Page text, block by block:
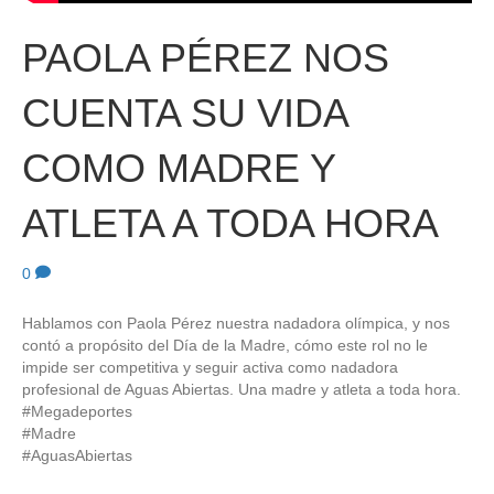
PAOLA PÉREZ NOS
CUENTA SU VIDA
COMO MADRE Y
ATLETA A TODA HORA
0
Hablamos con Paola Pérez nuestra nadadora olímpica, y nos
contó a propósito del Día de la Madre, cómo este rol no le
impide ser competitiva y seguir activa como nadadora
profesional de Aguas Abiertas. Una madre y atleta a toda hora.
#Megadeportes
#Madre
#AguasAbiertas